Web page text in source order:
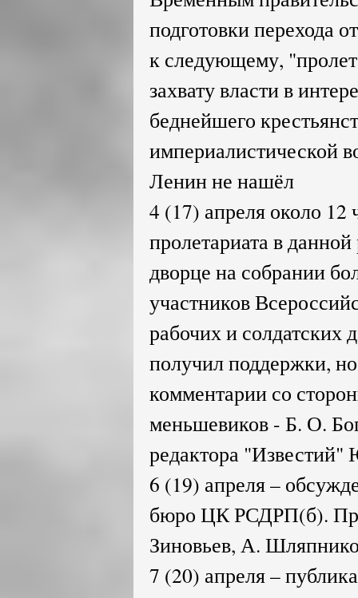
подготовки перехода
к следующему,
захвату власти в
беднейшего
империалистической
Ленин не нашёл
4 (17) апреля около 12
пролетариата в
дворце на собрании
участников
рабочих и солдатских
получил поддержки,
комментарии со
меньшевиков - Б. О.
редактора
6 (19) апреля –
бюро ЦК РСДРП(б).
Зиновьев, А.
7 (20) апреля –